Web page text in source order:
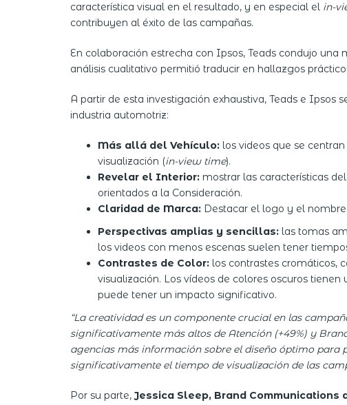
característica visual en el resultado, y en especial el in-
contribuyen al éxito de las campañas.
En colaboración estrecha con Ipsos, Teads condujo
análisis cualitativo permitió traducir en hallazgos
A partir de esta investigación exhaustiva, Teads e
industria automotriz:
Más allá del Vehículo: los videos que se
visualización (in-viewtime).
Revelar el Interior: mostrar las características
orientados a la Consideración.
Claridad de Marca: Destacar el logo y el
Perspectivas amplias y sencillas: las tomas
los videos con menos escenas suelen tener
Contrastes de Color: los contrastes cromáticos,
visualización. Los vídeos de colores oscuros
puede tener un impacto significativo.
“La creatividad es un componente crucial en las
significativamente más altos de Atención (+49%) y
agencias más información sobre el diseño óptimo
significativamente el tiempo de visualización de las
Por su parte, Jessica Sleep, Brand